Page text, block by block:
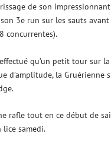
de son
3e run sur les sauts
concurrentes).
qu’un petit tour sur
la Gruérienne
rafle tout en ce début de
lice samedi.